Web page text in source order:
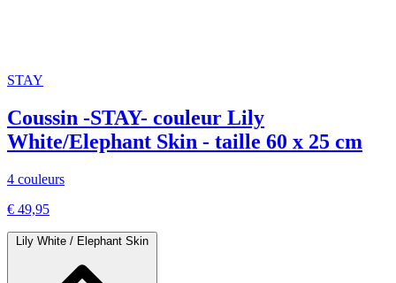
STAY
Coussin -STAY- couleur Lily
White/Elephant Skin - taille 60 x 25 cm
4 couleurs
€ 49,95
Lily White / Elephant Skin